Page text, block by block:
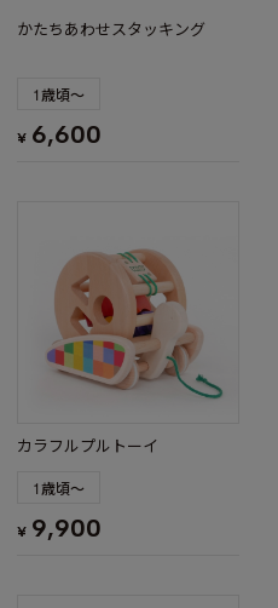
かたちあわせスタッキング
1歳頃～
¥ 6,600
カラフルプルトーイ
1歳頃～
¥ 9,900